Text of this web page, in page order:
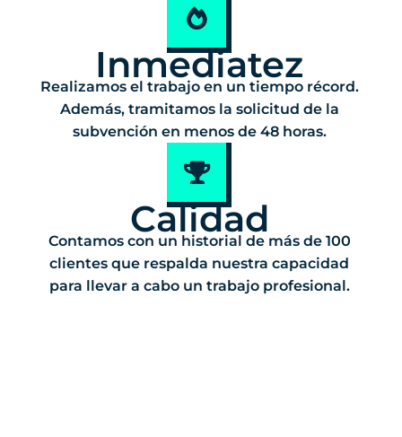
Inmediatez
Realizamos el trabajo en un tiempo récord.
Además, tramitamos la solicitud de la
subvención en menos de 48 horas.
Calidad
Contamos con un historial de más de 100
clientes que respalda nuestra capacidad
para llevar a cabo un trabajo profesional.